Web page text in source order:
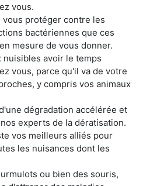
vous.
protéger contre les
bactériennes que ces
mesure de vous donner.
nuisibles avoir le temps
vous, parce qu'il va de votre
y compris vos animaux
dégradation accélérée et
experts de la dératisation.
vos meilleurs alliés pour
les nuisances dont les
ou bien des souris,